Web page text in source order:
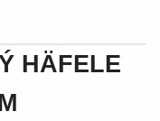
HÄFELE